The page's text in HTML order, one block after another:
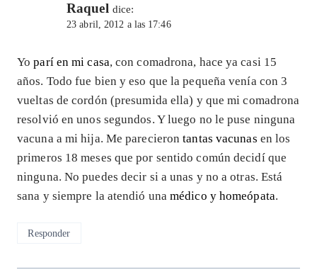
Raquel dice:
23 abril, 2012 a las 17:46
Yoparí en mi casa, con comadrona, hace ya casi 15
años. Todo fue bien y eso que la pequeña venía con 3
vueltas de cordón (presumida ella) y que mi comadrona
resolvió en unos segundos. Y luego no le puse ninguna
vacuna a mi hija. Me parecierontantas vacunas en los
primeros 18 meses que por sentido común decidí que
ninguna. No puedes decir si a unas y no a otras. Está
sana y siempre la atendió unamédico y homeópata.
Responder